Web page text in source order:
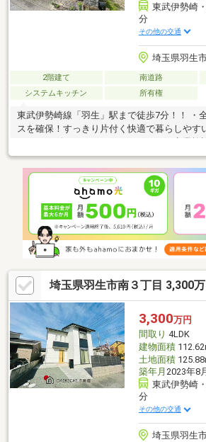
東武伊勢崎
分
その他の交通
埼玉県羽生
2階建て 南道路
システムキッチン
所有権
東武伊勢崎線「羽生」駅まで徒歩7分！！ ・全居室に収納スペー
スを確保！すっきり片付く快適で暮らしやす
便利♪
埼玉県羽生市南３丁目 3,300
3,300万円
間取り 4LDK
建物面積
土地面積
築年月 2023年8
東武伊勢崎
分
その他の交通
埼玉県羽生